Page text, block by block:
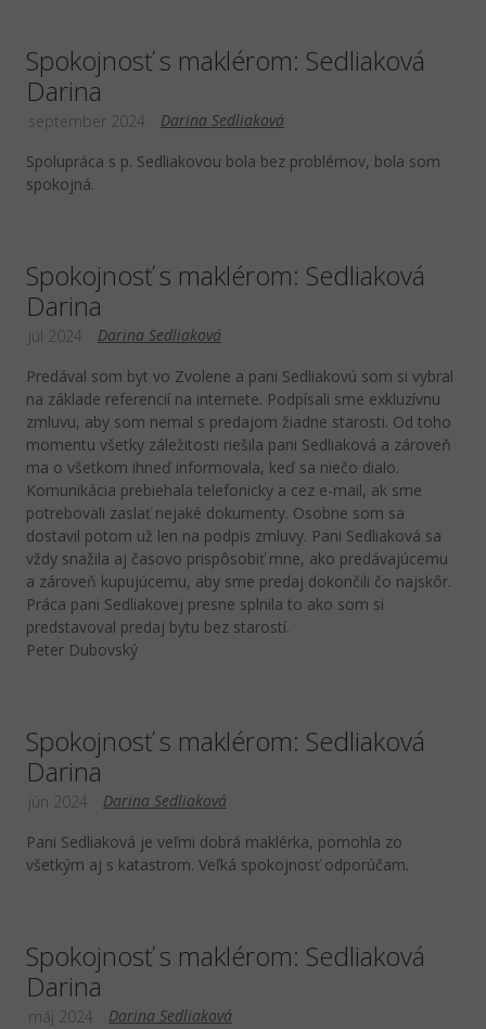
Spokojnosť s maklérom: Sedliaková
Darina
Darina Sedliaková
september 2024
Spolupráca s p. Sedliakovou bola bez problémov, bola som
spokojná.
Spokojnosť s maklérom: Sedliaková
Darina
Darina Sedliaková
júl 2024
Predával som byt vo Zvolene a pani Sedliakovú som si vybral
na základe referencií na internete. Podpísali sme exkluzívnu
zmluvu, aby som nemal s predajom žiadne starosti. Od toho
momentu všetky záležitosti riešila pani Sedliaková a zároveň
ma o všetkom ihneď informovala, keď sa niečo dialo.
Komunikácia prebiehala telefonicky a cez e-mail, ak sme
potrebovali zaslať nejaké dokumenty. Osobne som sa
dostavil potom už len na podpis zmluvy. Pani Sedliaková sa
vždy snažila aj časovo prispôsobiť mne, ako predávajúcemu
a zároveň kupujúcemu, aby sme predaj dokončili čo najskôr.
Práca pani Sedliakovej presne splnila to ako som si
predstavoval predaj bytu bez starostí.
Peter Dubovský
Spokojnosť s maklérom: Sedliaková
Darina
Darina Sedliaková
jún 2024
Pani Sedliaková je veľmi dobrá maklérka, pomohla zo
všetkým aj s katastrom. Veľká spokojnosť odporúčam.
Spokojnosť s maklérom: Sedliaková
Darina
Darina Sedliaková
máj 2024